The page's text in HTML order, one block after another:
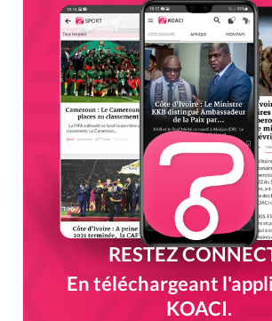
RESTEZ
En téléchargeant
KOACI.